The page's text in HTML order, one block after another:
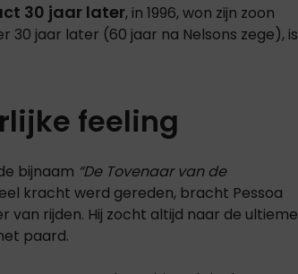
30 jaar later, in 1996, won zijn zoon
30 jaar later (60 jaar na Nelsons zege), is
feeling
bijnaam “De Tovenaar van de
kracht werd gereden, bracht Pessoa
rijden. Hij zocht altijd naar de ultieme
paard.